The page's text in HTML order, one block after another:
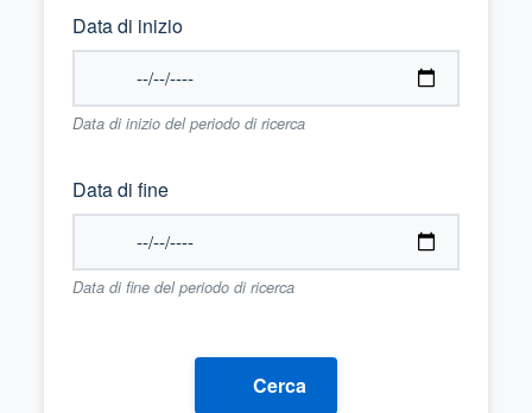
Data di inizio
Data di inizio del periodo di ricerca
Data di fine
Data di fine del periodo di ricerca
Cerca